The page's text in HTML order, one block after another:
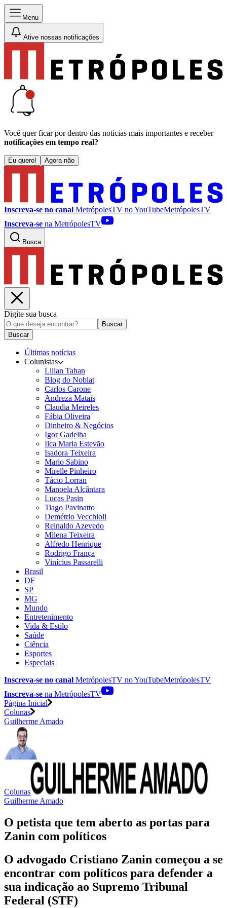
Menu
Ative nossas notificações
Você quer ficar por dentro das notícias mais importantes e receber
notificações em tempo real?
Eu quero! Agora não
Inscreva-se no canal MetrópolesTV noYouTubeMetrópolesTV
Inscreva-se na MetrópolesTV
Busca
Digite sua busca
Buscar
Buscar
Últimas notícias
Colunistas
Lilian Tahan
Blog do Noblat
Carlos Carone
Andreza Matais
Claudia Meireles
Fábia Oliveira
Dinheiro & Negócios
Igor Gadelha
Ilca Maria Estevão
Isadora Teixeira
Mario Sabino
Mirelle Pinheiro
Tácio Lorran
Manoela Alcântara
Lucas Pasin
Tiago Pavinatto
Demétrio Vecchioli
Reinaldo Azevedo
Milena Teixeira
Alfredo Henrique
Rodrigo França
Vinícius Passarelli
Brasil
DF
SP
MG
Mundo
Entretenimento
Vida & Estilo
Saúde
Ciência
Esportes
Especiais
Inscreva-se no canal MetrópolesTV noYouTubeMetrópolesTV
Inscreva-se na MetrópolesTV
Página Inicial
Colunas
Guilherme Amado
Colunas
Guilherme Amado
O petista que tem aberto as portas para
Zanin com políticos
O advogado Cristiano Zanin começou a se
encontrar com políticos para defender a
sua indicação ao Supremo Tribunal
Federal (STF)